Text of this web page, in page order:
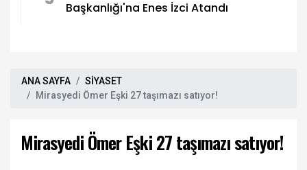
Başkanlığı'na Enes İzci Atandı
ANA SAYFA
SİYASET
Mirasyedi Ömer Eşki 27 taşımazı satıyor!
Mirasyedi Ömer Eşki 27 taşımazı satıyor!